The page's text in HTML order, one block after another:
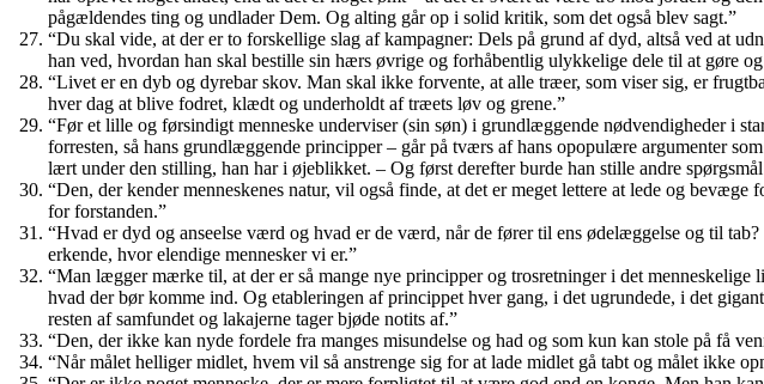
pågældendes ting og undlader Dem. Og alting går op i solid kritik, som det også blev sagt.”
“Du skal vide, at der er to forskellige slag af kampagner: Dels på grund af dyd, altså ved at
han ved, hvordan han skal bestille sin hærs øvrige og forhåbentlig ulykkelige dele til at gøre
“Livet er en dyb og dyrebar skov. Man skal ikke forvente, at alle træer, som viser sig, er
hver dag at blive fodret, klædt og underholdt af træets løv og grene.”
“Før et lille og førsindigt menneske underviser (sin søn) i grundlæggende nødvendigheder i
forresten, så hans grundlæggende principper – går på tværs af hans opopulære argumenter
lært under den stilling, han har i øjeblikket. – Og først derefter burde han stille andre
“Den, der kender menneskenes natur, vil også finde, at det er meget lettere at lede og
for forstanden.”
“Hvad er dyd og anseelse værd og hvad er de værd, når de fører til ens ødelæggelse og til
erkende, hvor elendige mennesker vi er.”
“Man lægger mærke til, at der er så mange nye principper og trosretninger i det
hvad der bør komme ind. Og etableringen af princippet hver gang, i det ugrundede, i det
resten af samfundet og lakajerne tager bjøde notits af.”
“Den, der ikke kan nyde fordele fra manges misundelse og had og som kun kan stole på få
“Når målet helliger midlet, hvem vil så anstrenge sig for at lade midlet gå tabt og målet ikke